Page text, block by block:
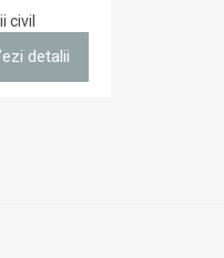
civil
detalii